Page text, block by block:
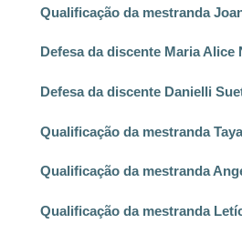
Qualificação da mestranda
Defesa da discente Maria Alice
Defesa da discente Danielli
Qualificação da mestranda
Qualificação da mestranda
Qualificação da mestranda